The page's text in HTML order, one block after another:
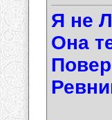
Я не
Она